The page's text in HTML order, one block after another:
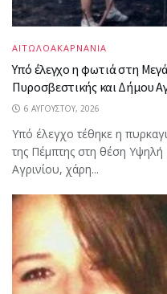
ΑΙΤΩΛΟΑΚΑΡΝΑΝΙΑ
Υπό έλεγχο η φωτιά στη
Πυροσβεστικής και Δήμου
6 ΑΥΓΟΎΣΤΟΥ, 2026
Υπό έλεγχο τέθηκε η
της Πέμπτης στη θέση
Αγρινίου, χάρη...